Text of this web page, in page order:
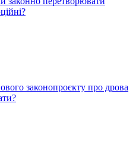
законопроєкту про дрова